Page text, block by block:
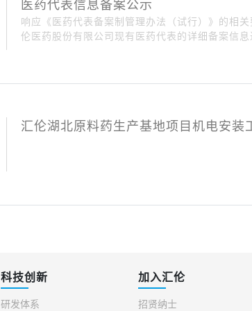
医药代表信息备案公示
响应《医药代表备案制管理办法（试行）》的相
伦医药股份有限公司现有医药代表的详细备案信息
汇伦湖北原料药生产基地项目机电安装
科技创新
研发体系
加入汇伦
招贤纳士